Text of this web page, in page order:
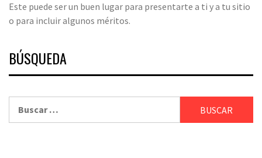
Este puede ser un buen lugar para presentarte a ti y a tu sitio
o para incluir algunos méritos.
BÚSQUEDA